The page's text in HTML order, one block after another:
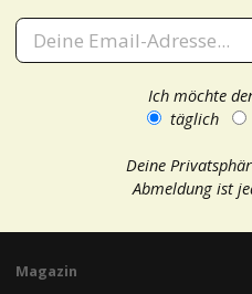
Ich möchte
täglich
Deine
Abmeldung ist
Magazin